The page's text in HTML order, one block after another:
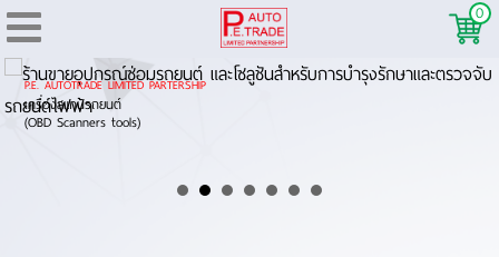
0
P.E. AUTOTRADE LIMITED PARTERSHIP
เครื่องสแกนรถยนต์
(OBD Scanners tools)